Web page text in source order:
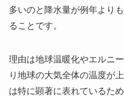
多いのと降水量が例年より
ることです。
理由は地球温暖化やエルニ
り地球の大気全体の温度が
は特に顕著に表れているため